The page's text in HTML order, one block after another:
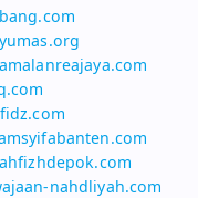
nahdliyah.com